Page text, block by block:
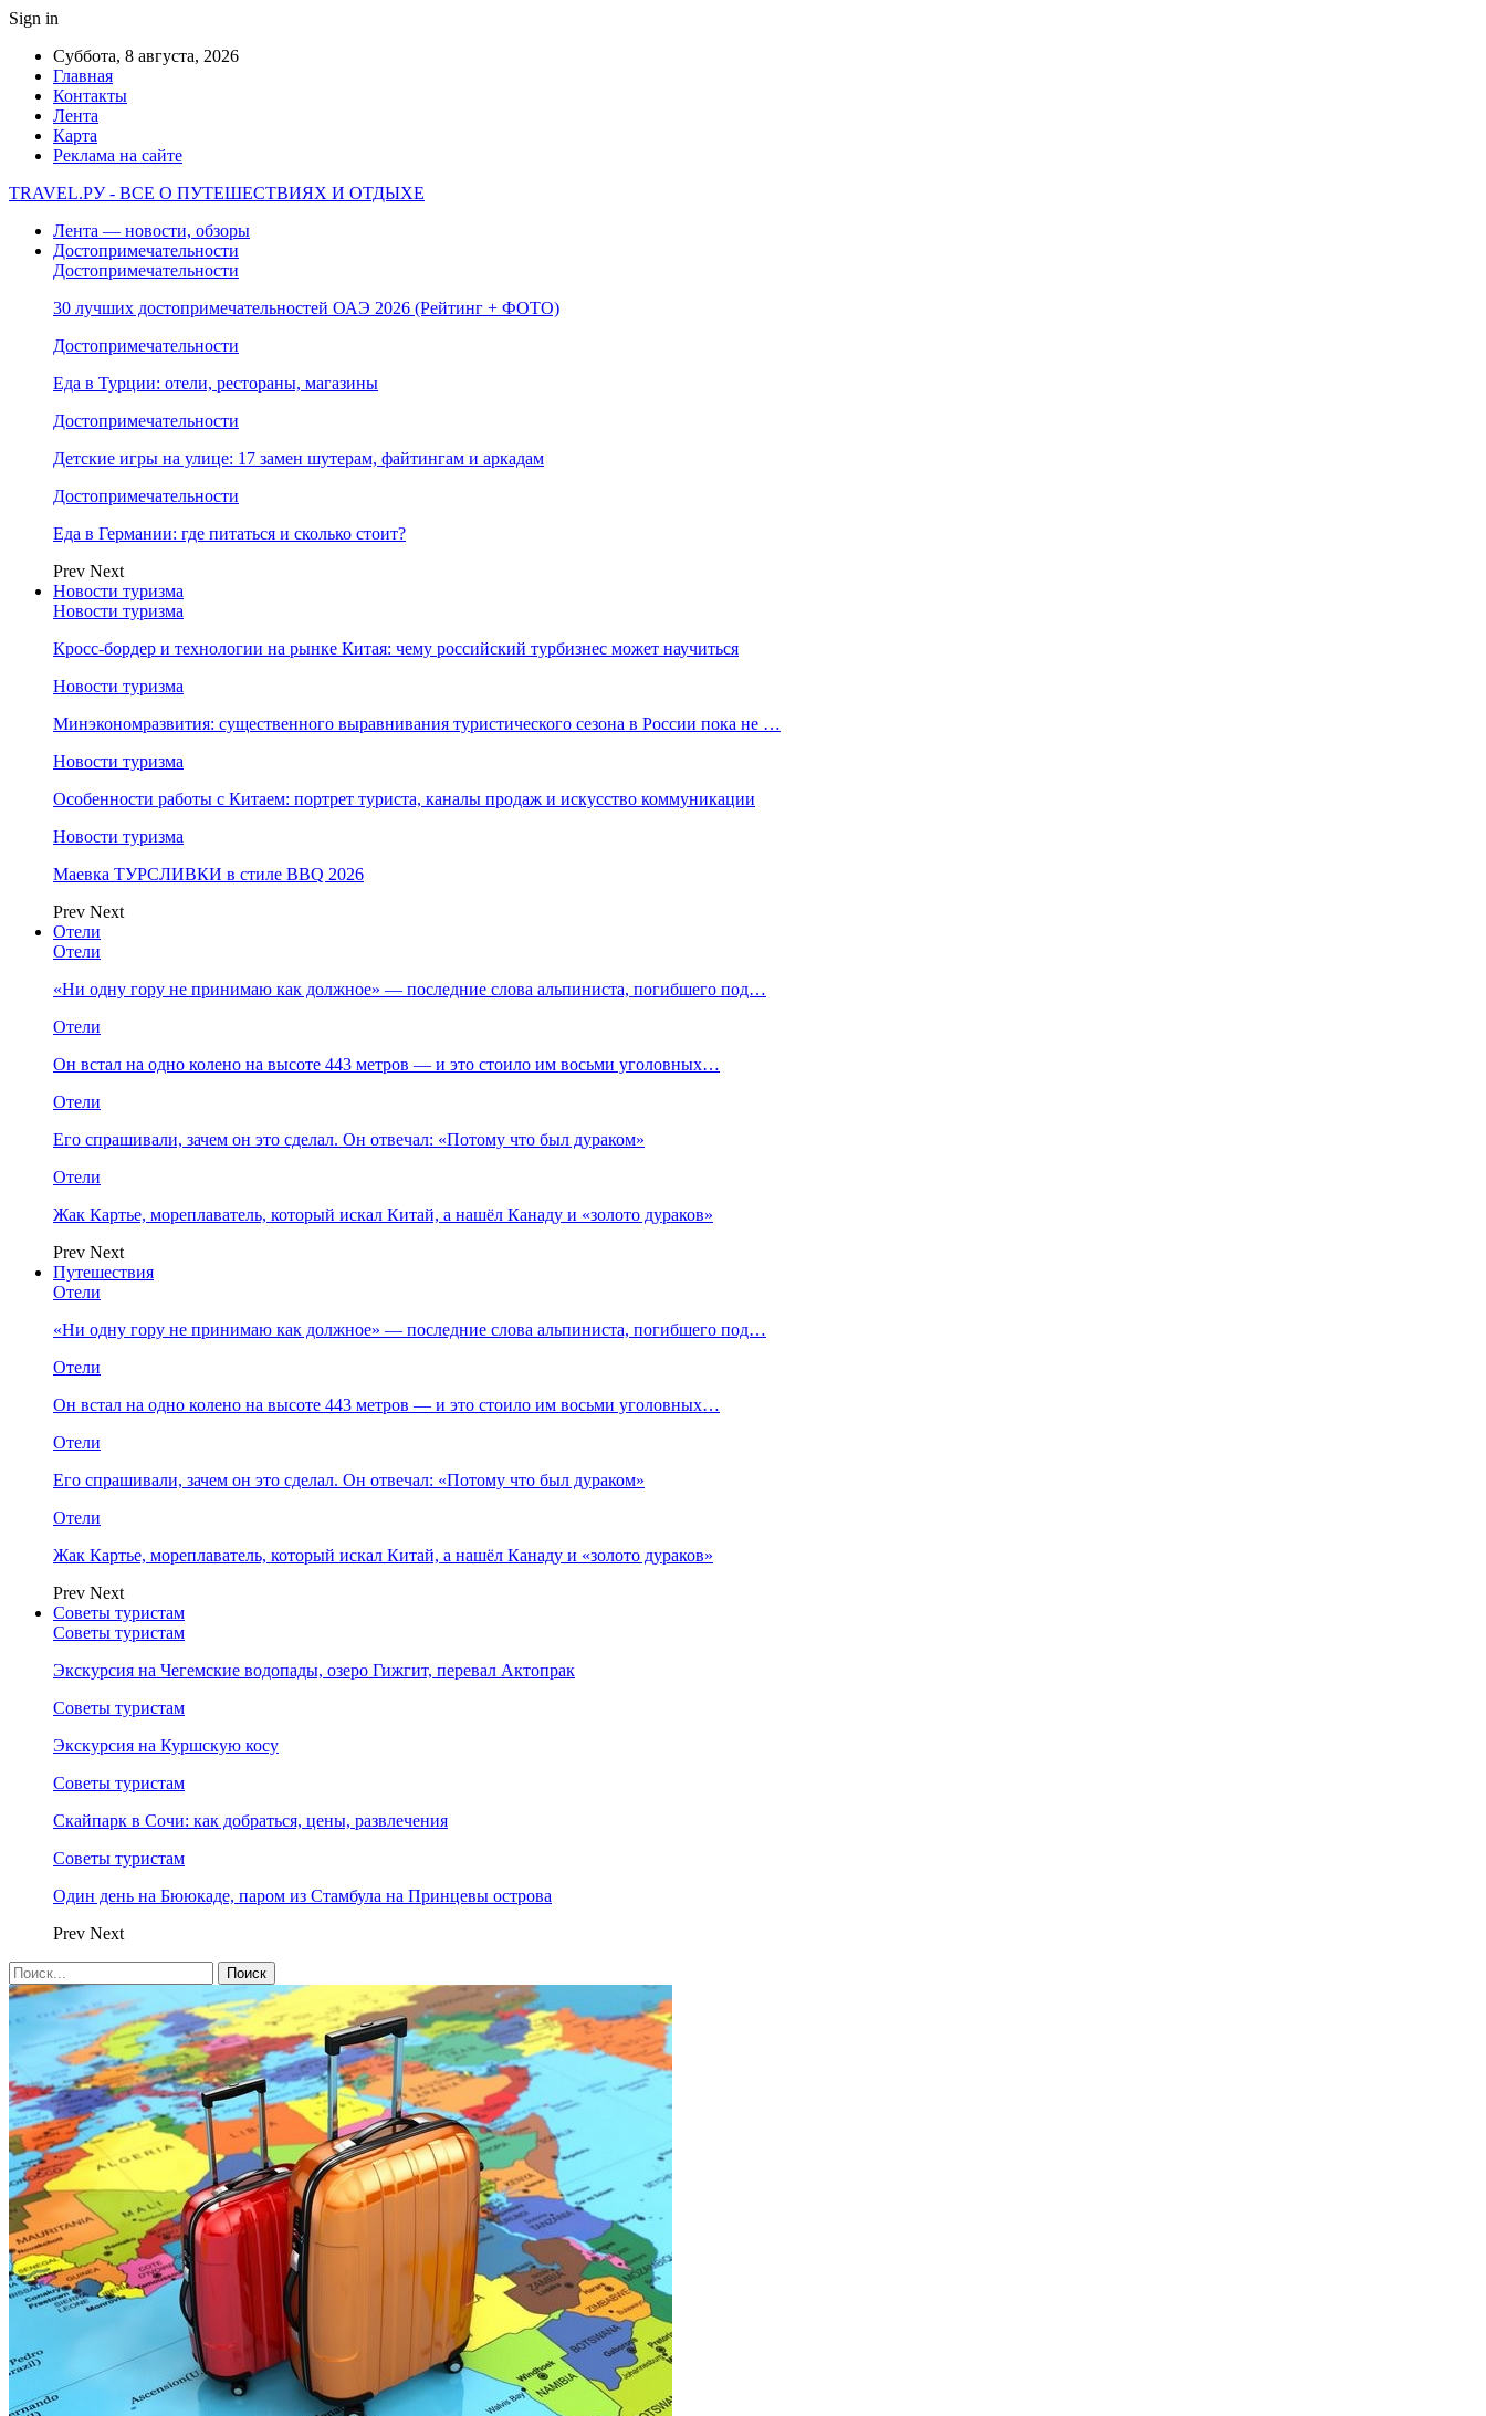
Sign in
Суббота, 8 августа, 2026
Главная
Контакты
Лента
Карта
Реклама на сайте
TRAVEL.РУ - ВСЕ О ПУТЕШЕСТВИЯХ И ОТДЫХЕ
Лента — новости, обзоры
Достопримечательности
Достопримечательности
30 лучших достопримечательностей ОАЭ 2026 (Рейтинг + ФОТО)
Достопримечательности
Еда в Турции: отели, рестораны, магазины
Достопримечательности
Детские игры на улице: 17 замен шутерам, файтингам и аркадам
Достопримечательности
Еда в Германии: где питаться и сколько стоит?
Prev Next
Новости туризма
Новости туризма
Кросс-бордер и технологии на рынке Китая: чему российский турбизнес может научиться
Новости туризма
Минэкономразвития: существенного выравнивания туристического сезона в России пока не …
Новости туризма
Особенности работы с Китаем: портрет туриста, каналы продаж и искусство коммуникации
Новости туризма
Маевка ТУРСЛИВКИ в стиле BBQ 2026
Prev Next
Отели
Отели
«Ни одну гору не принимаю как должное» — последние слова альпиниста, погибшего под…
Отели
Он встал на одно колено на высоте 443 метров — и это стоило им восьми уголовных…
Отели
Его спрашивали, зачем он это сделал. Он отвечал: «Потому что был дураком»
Отели
Жак Картье, мореплаватель, который искал Китай, а нашёл Канаду и «золото дураков»
Prev Next
Путешествия
Отели
«Ни одну гору не принимаю как должное» — последние слова альпиниста, погибшего под…
Отели
Он встал на одно колено на высоте 443 метров — и это стоило им восьми уголовных…
Отели
Его спрашивали, зачем он это сделал. Он отвечал: «Потому что был дураком»
Отели
Жак Картье, мореплаватель, который искал Китай, а нашёл Канаду и «золото дураков»
Prev Next
Советы туристам
Советы туристам
Экскурсия на Чегемские водопады, озеро Гижгит, перевал Актопрак
Советы туристам
Экскурсия на Куршскую косу
Советы туристам
Скайпарк в Сочи: как добраться, цены, развлечения
Советы туристам
Один день на Бююкаде, паром из Стамбула на Принцевы острова
Prev Next